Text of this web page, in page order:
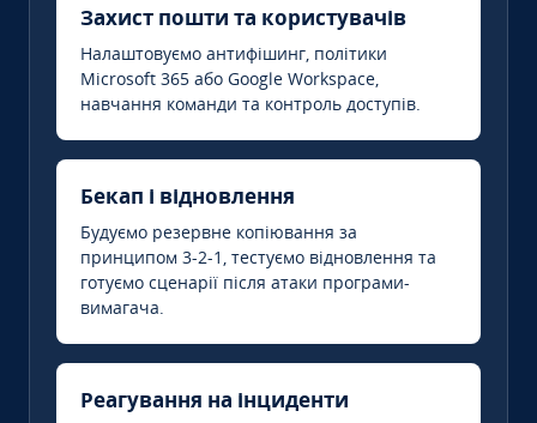
Захист пошти та користувачів
Налаштовуємо антифішинг, політики
Microsoft 365 або Google Workspace,
навчання команди та контроль доступів.
Бекап і відновлення
Будуємо резервне копіювання за
принципом 3-2-1, тестуємо відновлення та
готуємо сценарії після атаки програми-
вимагача.
Реагування на інциденти